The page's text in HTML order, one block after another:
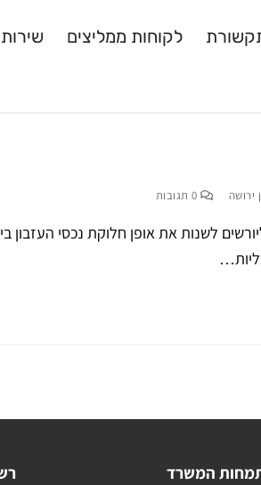
לקוחות ממליצים
ירושה
לשנות את אופן חלוקת נכסי
המשרד